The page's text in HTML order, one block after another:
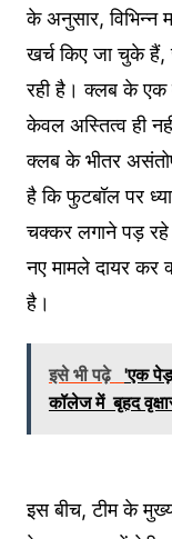
के अनुसार, विभिन्न
खर्च किए जा चुके हैं,
रही है। क्लब के एक
केवल अस्तित्व ही
क्लब के भीतर
है कि फुटबॉल पर
चक्कर लगाने पड़ रहे
नए मामले दायर कर
है।
इसे भी पढ़े 'एक पेड़
कॉलेज में बृहद
इस बीच, टीम के